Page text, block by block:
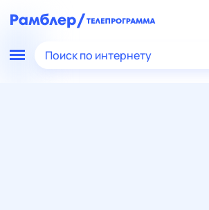
Поиск по интернету